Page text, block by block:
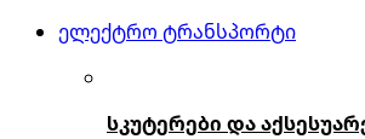
ელექტრო ტრანსპორტი
სკუტერები და